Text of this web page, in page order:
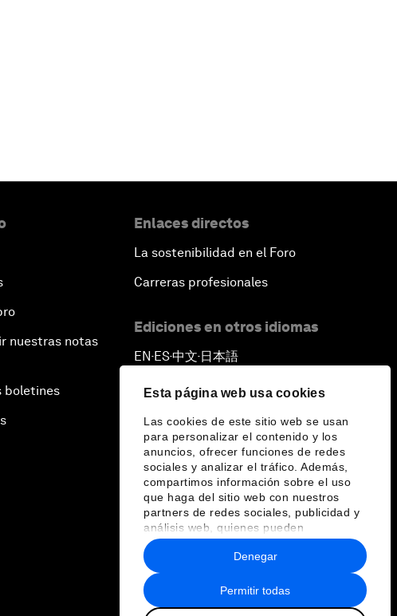
Esta página web usa cookies
Las cookies de este sitio web se usan
para personalizar el contenido y los
anuncios, ofrecer funciones de redes
sociales y analizar el tráfico. Además,
compartimos información sobre el uso
que haga del sitio web con nuestros
partners de redes sociales, publicidad y
análisis web, quienes pueden
combinarla con otra información que les
haya proporcionado o que hayan
recopilado a partir del uso que haya
hecho de sus servicios.
Permitir todas
Denegar
nuestras notas
boletines
Enlaces directos
La sostenibilidad en el Foro
Carreras profesionales
Ediciones en otros idiomas
EN ▪ ES▪中文▪ 日本語